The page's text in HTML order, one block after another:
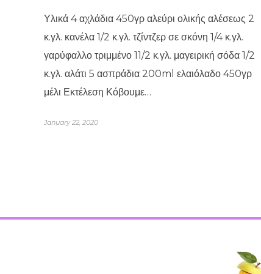
Υλικά 4 αχλάδια 450γρ αλεύρι ολικής αλέσεως 2
κ.γλ. κανέλα 1/2 κ.γλ. τζίντζερ σε σκόνη 1/4 κ.γλ.
γαρύφαλλο τριμμένο 11/2 κ.γλ. μαγειρική σόδα 1/2
κ.γλ. αλάτι 5 ασπράδια 200ml ελαιόλαδο 450γρ
μέλι Εκτέλεση Κόβουμε…
January 22, 2020